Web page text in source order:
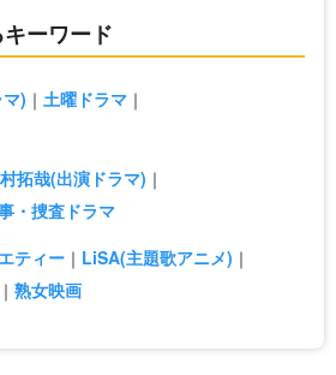
ーワード
)
土曜ドラマ
拓哉(出演ドラマ)
・捜査ドラマ
ティー
LiSA(主題歌アニメ)
熟女映画